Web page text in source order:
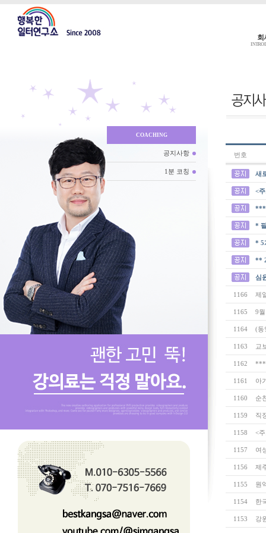
회
COACHING
공지사항
1분 코칭
번호
새
<
***
*
* 5
**
심
1166 제
1165 9
1164 (동
1163 교
1162 ***
1161 아
1160 순
1159 직
1158 <
1157 여
1156 제
1155 원
1154 한
1153 강